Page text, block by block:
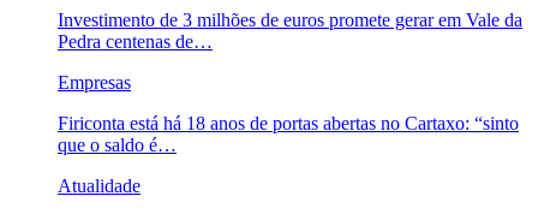
Investimento de 3 milhões de euros promete gerar em Vale da
Pedra centenas de…
Empresas
Firiconta está há 18 anos de portas abertas no Cartaxo: “sinto
que o saldo é…
Atualidade